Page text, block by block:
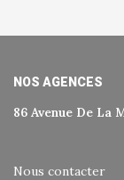
NOS AGENCES
86 Avenue De La
Nous contacter